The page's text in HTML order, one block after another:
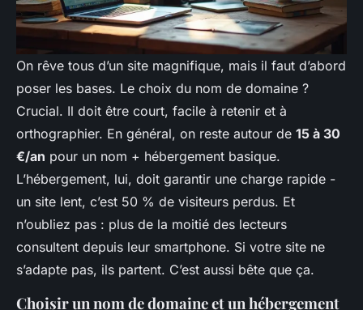
On rêve tous d’un site magnifique, mais il faut d’abord
poser les bases. Le choix du nom de domaine ?
Crucial. Il doit être court, facile à retenir et à
orthographier. En général, on reste autour de 15 à 30
€/an pour un nom + hébergement basique.
L’hébergement, lui, doit garantir une charge rapide -
un site lent, c’est 50 % de visiteurs perdus. Et
n’oubliez pas : plus de la moitié des lecteurs
consultent depuis leur smartphone. Si votre site ne
s’adapte pas, ils partent. C’est aussi bête que ça.
Choisir un nom de domaine et un hébergement